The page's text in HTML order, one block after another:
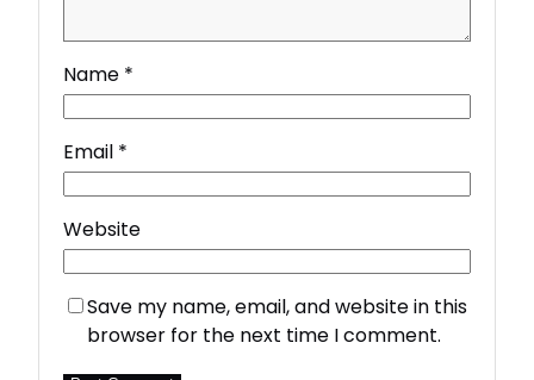
Name *
Email *
Website
Save my name, email, and website in this
browser for the next time I comment.